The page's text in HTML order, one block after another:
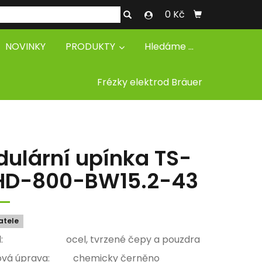
0 Kč
NOVINKY PRODUKTY Hledáme ...
Frézky elektrod Bräuer
upínka TS-
800-BW15.2-43
ocel, tvrzené čepy a pouzdra
úprava: chemicky černěno